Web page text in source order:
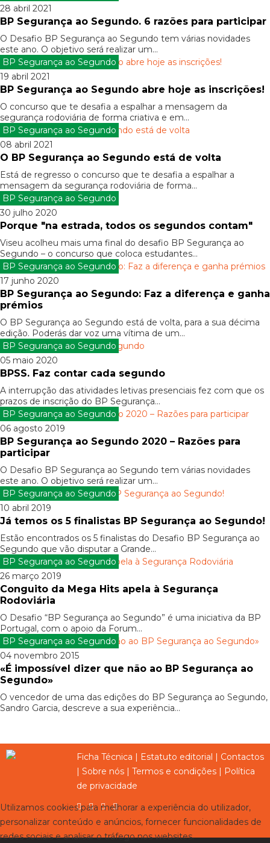
28 abril 2021
BP Segurança ao Segundo. 6 razões para participar
O Desafio BP Segurança ao Segundo tem várias novidades
este ano. O objetivo será realizar um...
BP Segurança ao Segundo
19 abril 2021
BP Segurança ao Segundo abre hoje as inscrições!
O concurso que te desafia a espalhar a mensagem da
segurança rodoviária de forma criativa e em...
BP Segurança ao Segundo
08 abril 2021
O BP Segurança ao Segundo está de volta
Está de regresso o concurso que te desafia a espalhar a
mensagem da segurança rodoviária de forma...
BP Segurança ao Segundo
30 julho 2020
Porque "na estrada, todos os segundos contam"
Viseu acolheu mais uma final do desafio BP Segurança ao
Segundo – o concurso que coloca estudantes...
BP Segurança ao Segundo
17 junho 2020
BP Segurança ao Segundo: Faz a diferença e ganha
prémios
O BP Segurança ao Segundo está de volta, para a sua décima
edição. Poderás dar voz uma vítima de um...
BP Segurança ao Segundo
05 maio 2020
BPSS. Faz contar cada segundo
A interrupção das atividades letivas presenciais fez com que os
prazos de inscrição do BP Segurança...
BP Segurança ao Segundo
06 agosto 2019
BP Segurança ao Segundo 2020 – Razões para
participar
O Desafio BP Segurança ao Segundo tem várias novidades
este ano. O objetivo será realizar um...
BP Segurança ao Segundo
10 abril 2019
Já temos os 5 finalistas BP Segurança ao Segundo!
Estão encontrados os 5 finalistas do Desafio BP Segurança ao
Segundo que vão disputar a Grande...
BP Segurança ao Segundo
26 março 2019
Conguito da Mega Hits apela à Segurança
Rodoviária
O Desafio “BP Segurança ao Segundo” é uma iniciativa da BP
Portugal, com o apoio da Forum...
BP Segurança ao Segundo
04 novembro 2015
«É impossível dizer que não ao BP Segurança ao
Segundo»
O vencedor de uma das edições do BP Segurança ao Segundo,
Sandro Garcia, descreve a sua experiência...
Ficha Técnica | Estatuto editorial | Contactos
| Sobre nós | Termos e condições | Política
de privacidade
Utilizamos cookies para melhorar a experiência do utilizador,
personalizar conteúdo e anúncios, fornecer funcionalidades de
redes sociais e analisar o tráfego nos websites.